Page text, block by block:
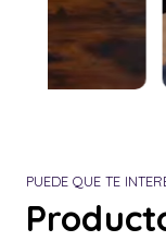
PUEDE QUE TE